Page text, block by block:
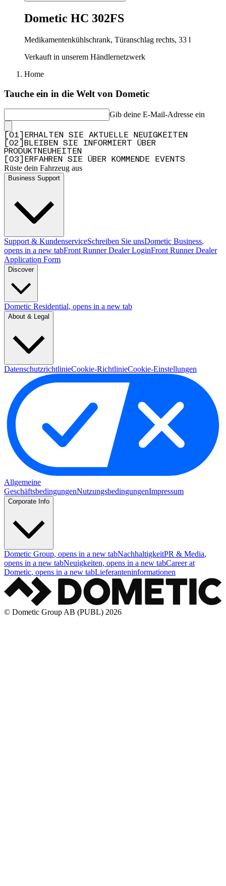
Dometic HC 302FS
Medikamentenkühlschrank, Türanschlag rechts, 33 l
Verkauft in unserem Händlernetzwerk
Home
Tauche ein in die Welt von Dometic
Gib deine E-Mail-Adresse ein
01
ERHALTEN SIE AKTUELLE NEUIGKEITEN
02
BLEIBEN SIE INFORMIERT ÜBER
PRODUKTNEUHEITEN
03 ERFAHREN SIE ÜBER KOMMENDE EVENTS
Rüste dein Fahrzeug aus
Business Support
Support & KundenserviceSchreiben Sie unsDometic Business,
opens in a new tabFront Runner Dealer LoginFront Runner Dealer
Application Form
Discover
Dometic Residential, opens in a new tab
About & Legal
DatenschutzrichtlinieCookie-RichtlinieCookie-Einstellungen
Allgemeine
GeschäftsbedingungenNutzungsbedingungenImpressum
Corporate Info
Dometic Group, opens in a new tabNachhaltigkeitPR & Media,
opens in a new tabNeuigkeiten, opens in a new tabCareer at
Dometic, opens in a new tabLieferanteninformationen
© Dometic Group AB (PUBL) 2026